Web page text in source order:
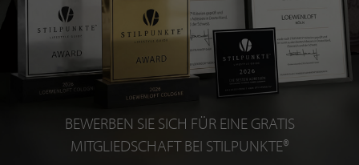
BEWERBEN SIE SICH FÜR EINE GRATIS
MITGLIEDSCHAFT BEI STILPUNKTE®